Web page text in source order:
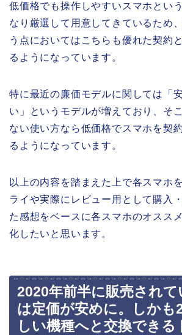
低価格でも操作しやすいスマホとい
なり厳選して用意してきているため
う点においてはこちらも優れた契約
るようになっています。
特に最近の廉価モデルに関しては「
い」というモデルが増えており、そ
ない使い方なら低価格でスマホを契
るようになっています。
以上の内容を踏まえた上で各スマホ
ライや実際にレビュー用として購入
た感想をベースに各スマホのオスス
化したいと思います。
2020年前半に販売され
は定価が安めに。しかも
しい機種へと交換できる